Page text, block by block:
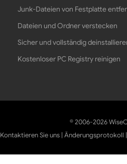
Junk-Dateien von Festplatte
Dateien und Ordner verstecken
Sicher und vollständig
Kostenloser PC Registry reinigen
© 2006-2026
Kontaktieren Sie uns |Änderungsprotokoll